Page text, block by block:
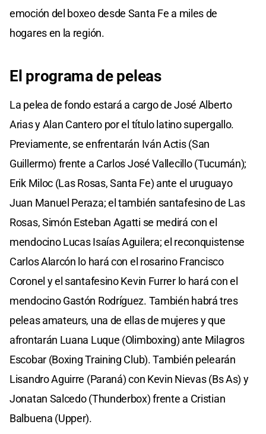
emoción del boxeo desde Santa Fe a miles de
hogares en la región.
El programa de peleas
La pelea de fondo estará a cargo de José Alberto
Arias y Alan Cantero por el título latino supergallo.
Previamente, se enfrentarán Iván Actis (San
Guillermo) frente a Carlos José Vallecillo (Tucumán);
Erik Miloc (Las Rosas, Santa Fe) ante el uruguayo
Juan Manuel Peraza; el también santafesino de Las
Rosas, Simón Esteban Agatti se medirá con el
mendocino Lucas Isaías Aguilera; el reconquistense
Carlos Alarcón lo hará con el rosarino Francisco
Coronel y el santafesino Kevin Furrer lo hará con el
mendocino Gastón Rodríguez. También habrá tres
peleas amateurs, una de ellas de mujeres y que
afrontarán Luana Luque (Olimboxing) ante Milagros
Escobar (Boxing Training Club). También pelearán
Lisandro Aguirre (Paraná) con Kevin Nievas (Bs As) y
Jonatan Salcedo (Thunderbox) frente a Cristian
Balbuena (Upper).